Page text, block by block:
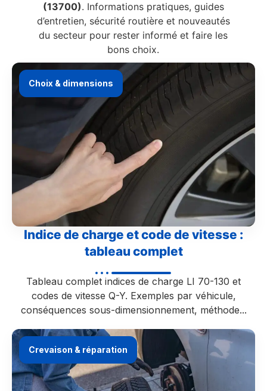
(13700). Informations pratiques, guides
d’entretien, sécurité routière et nouveautés
du secteur pour rester informé et faire les
bons choix.
Choix & dimensions
Indice de charge et code de vitesse :
tableau complet
Tableau complet indices de charge LI 70-130 et
codes de vitesse Q-Y. Exemples par véhicule,
conséquences sous-dimensionnement, méthode...
Crevaison & réparation